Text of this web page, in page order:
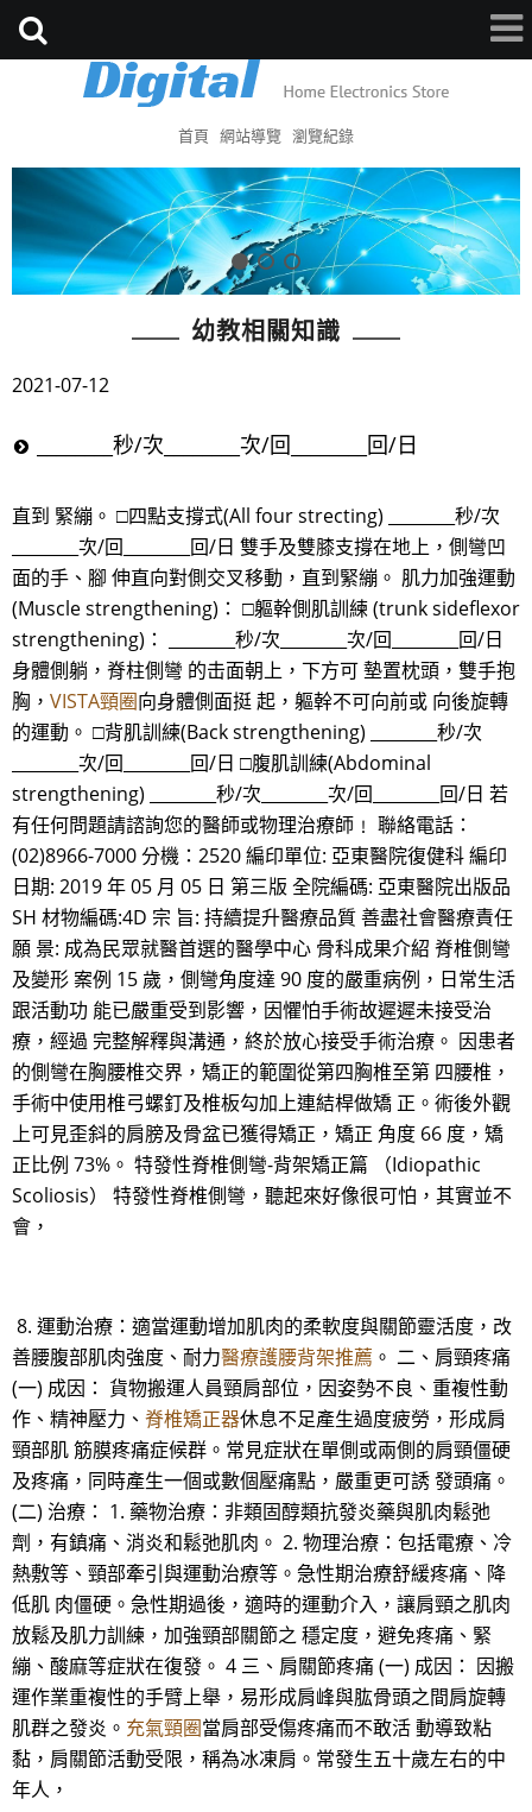
首頁 網站導覽 瀏覽紀錄
幼教相關知識
2021-07-12
________秒/次________次/回________回/日
直到 緊繃。 □四點支撐式(All four strecting) ________秒/次
________次/回________回/日 雙手及雙膝支撐在地上，側彎凹
面的手、腳 伸直向對側交叉移動，直到緊繃。 肌力加強運動
(Muscle strengthening)： □軀幹側肌訓練 (trunk sideflexor
strengthening)： ________秒/次________次/回________回/日
身體側躺，脊柱側彎 的击面朝上，下方可 墊置枕頭，雙手抱
胸， VISTA頸圈向身體側面挺 起，軀幹不可向前或 向後旋轉
的運動。 □背肌訓練(Back strengthening) ________秒/次
________次/回________回/日 □腹肌訓練(Abdominal
strengthening) ________秒/次________次/回________回/日 若
有任何問題請諮詢您的醫師或物理治療師﹗ 聯絡電話：
(02)8966-7000 分機：2520 編印單位: 亞東醫院復健科 編印
日期: 2019 年 05 月 05 日 第三版 全院編碼: 亞東醫院出版品
SH 材物編碼:4D 宗 旨: 持續提升醫療品質 善盡社會醫療責任
願 景: 成為民眾就醫首選的醫學中心 骨科成果介紹 脊椎側彎
及變形 案例 15 歲，側彎角度達 90 度的嚴重病例，日常生活
跟活動功 能已嚴重受到影響，因懼怕手術故遲遲未接受治
療，經過 完整解釋與溝通，終於放心接受手術治療。 因患者
的側彎在胸腰椎交界，矯正的範圍從第四胸椎至第 四腰椎，
手術中使用椎弓螺釘及椎板勾加上連結桿做矯 正。術後外觀
上可見歪斜的肩膀及骨盆已獲得矯正，矯正 角度 66 度，矯
正比例 73%。 特發性脊椎側彎-背架矯正篇 （Idiopathic
Scoliosis） 特發性脊椎側彎，聽起來好像很可怕，其實並不
會，
8. 運動治療：適當運動增加肌肉的柔軟度與關節靈活度，改
善腰腹部肌肉強度、耐力醫療護腰背架推薦 。 二、肩頸疼痛
(一) 成因： 貨物搬運人員頸肩部位，因姿勢不良、重複性動
作、精神壓力、 脊椎矯正器休息不足產生過度疲勞，形成肩
頸部肌 筋膜疼痛症候群。常見症狀在單側或兩側的肩頸僵硬
及疼痛，同時產生一個或數個壓痛點，嚴重更可誘 發頭痛。
(二) 治療： 1. 藥物治療：非類固醇類抗發炎藥與肌肉鬆弛
劑，有鎮痛、消炎和鬆弛肌肉。 2. 物理治療：包括電療、冷
熱敷等、頸部牽引與運動治療等。急性期治療舒緩疼痛、降
低肌 肉僵硬。急性期過後，適時的運動介入，讓肩頸之肌肉
放鬆及肌力訓練，加強頸部關節之 穩定度，避免疼痛、緊
繃、酸麻等症狀在復發。 4 三、肩關節疼痛 (一) 成因： 因搬
運作業重複性的手臂上舉，易形成肩峰與肱骨頭之間肩旋轉
肌群之發炎。 充氣頸圈當肩部受傷疼痛而不敢活 動導致粘
黏，肩關節活動受限，稱為冰凍肩。常發生五十歲左右的中
年人，